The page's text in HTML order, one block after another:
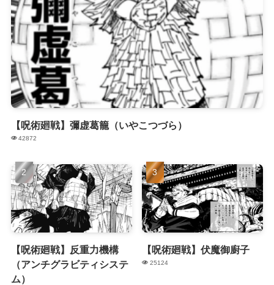
【呪術廻戦】彌虚葛籠（いやこつづら）
42872
【呪術廻戦】反重力機構
（アンチグラビティシステ
ム）
【呪術廻戦】伏魔御廚子
25124